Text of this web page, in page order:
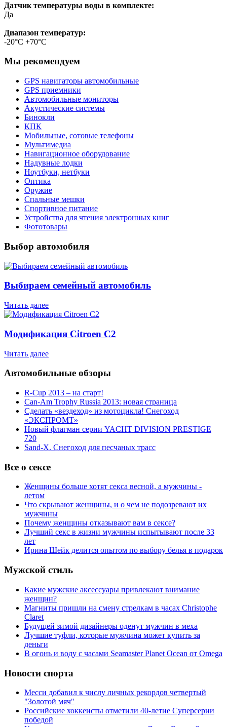
Датчик температуры воды в комплекте:
Да
Диапазон температур:
-20°С +70°С
Мы рекомендуем
GPS навигаторы автомобильные
GPS приемники
Автомобильные мониторы
Акустические системы
Бинокли
КПК
Мобильные, сотовые телефоны
Мультимедиа
Навигационное оборудование
Надувные лодки
Ноутбуки, нетбуки
Оптика
Оружие
Спальные мешки
Спортивное питание
Устройства для чтения электронных книг
Фототовары
Выбор автомобиля
Выбираем семейный автомобиль
Читать далее
Модификация Citroen С2
Читать далее
Автомобильные обзоры
R-Cup 2013 – на старт!
Can-Am Trophy Russia 2013: новая страница
Сделать «вездеход» из мотоцикла! Снегоход
«ЭКСПРОМТ»
Новый флагман серии YACHT DIVISION PRESTIGE
720
Sand-X. Снегоход для песчаных трасс
Все о сексе
Женщины больше хотят секса весной, а мужчины -
летом
Что скрывают женщины, и о чем не подозревают их
мужчины
Почему женщины отказывают вам в сексе?
Лучший секс в жизни мужчины испытывают после 33
лет
Ирина Шейк делится опытом по выбору белья в подарок
Мужской стиль
Какие мужские аксессуары привлекают внимание
женщин?
Магниты пришли на смену стрелкам в часах Christophe
Claret
Будущей зимой дизайнеры оденут мужчин в меха
Лучшие туфли, которые мужчина может купить за
деньги
В огонь и воду с часами Seamaster Planet Ocean от Omega
Новости спорта
Месси добавил к числу личных рекордов четвертый
"Золотой мяч"
Российские хоккеисты отметили 40-летие Суперсерии
победой